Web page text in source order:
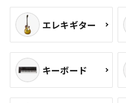
エレキギター
キーボード